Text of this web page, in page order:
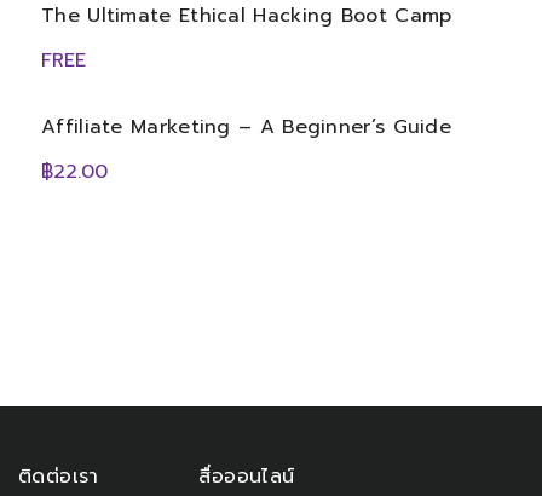
The Ultimate Ethical Hacking Boot Camp
FREE
Affiliate Marketing – A Beginner’s Guide
฿22.00
ติดต่อเรา สื่อออนไลน์